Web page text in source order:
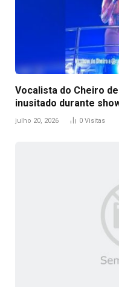
Vocalista do Cheiro
inusitado durante
julho 20, 2026 0 Visitas